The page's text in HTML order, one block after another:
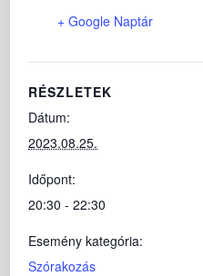
+ Google Naptár
RÉSZLETEK
Dátum:
2023.08.25.
Időpont:
20:30 - 22:30
Esemény kategória:
Szórakozás